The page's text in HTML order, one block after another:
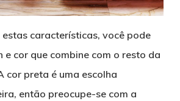
características, você pode
e cor que combine com o resto da
cor preta é uma escolha
então preocupe-se com a